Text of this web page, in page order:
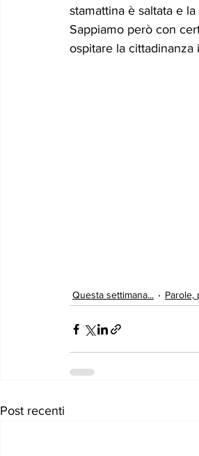
stamattina è saltata e
Sappiamo però con
ospitare la cittadinanza
Questa settimana... Parole,
Post recenti